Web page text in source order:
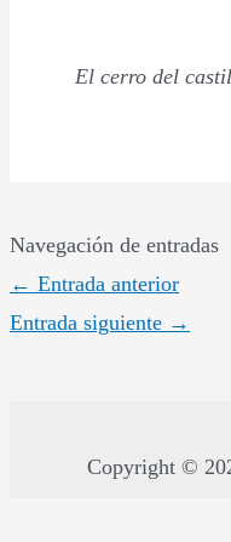
El cerro del
Navegación de entradas
← Entrada anterior
Entrada siguiente →
Copyright ©